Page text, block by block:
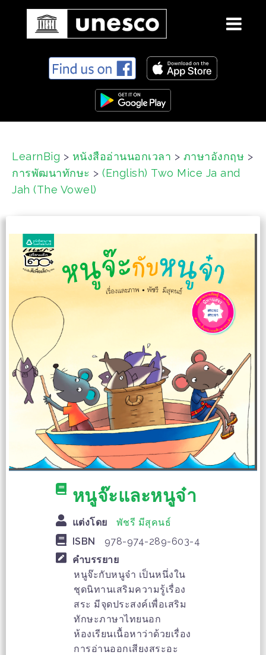
n
LearnBig > หนังสืออ่านนอกเวลา > ภาษาอังกฤษ >
การพัฒนาทักษะ > (English) Two Mice Ja and
Jah (The Vowel)
หนูจ๊ะและหนูจ๋า
แต่งโดย
พัชรี มีสุคนธ์
ISBN
978-974-289-603-4
คำบรรยาย
หนูจ๊ะกับหนูจ๋า เป็นหนึ่งใน
ชุดนิทานเสริมความรู้เรื่อง
สระ มีจุดประสงค์เพื่อเสริม
ทักษะภาษาไทยนอก
ห้องเรียนเนื้อหาว่าด้วยเรื่อง
การอ่านออกเสียงสระอะ